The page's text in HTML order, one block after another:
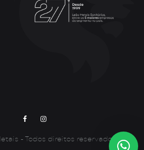
- Todos direitos reservados.
FacebookInstagram